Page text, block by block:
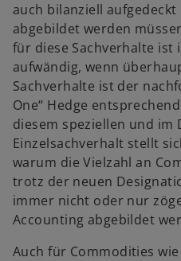
auch bilanziell
abgebildet werden
für diese Sachverhalte ist
aufwändig, wenn
Sachverhalte ist der
One“ Hedge
diesem speziellen und
Einzelsachverhalt stellt
warum die Vielzahl an
trotz der neuen
immer nicht oder nur
Accounting abgebildet
Auch für Commodities